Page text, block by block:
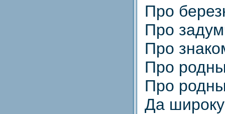
Про
Про
Про
Про
Про
Да